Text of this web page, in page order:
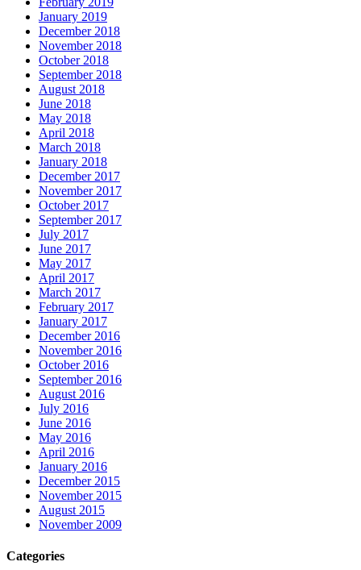
January 2019
December 2018
November 2018
October 2018
September 2018
August 2018
June 2018
May 2018
April 2018
March 2018
January 2018
December 2017
November 2017
October 2017
September 2017
July 2017
June 2017
May 2017
April 2017
March 2017
February 2017
January 2017
December 2016
November 2016
October 2016
September 2016
August 2016
July 2016
June 2016
May 2016
April 2016
January 2016
December 2015
November 2015
August 2015
November 2009
Categories